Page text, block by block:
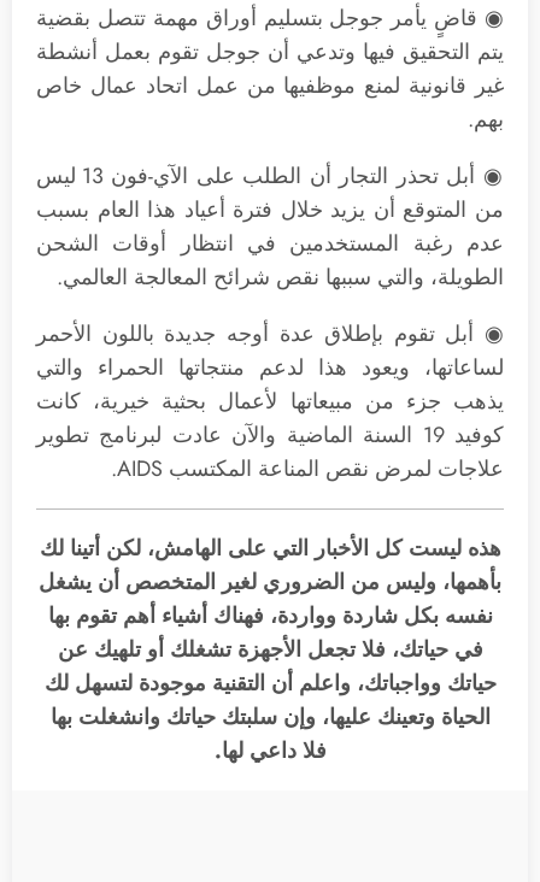
◉ قاضٍ يأمر جوجل بتسليم أوراق مهمة تتصل بقضية
يتم التحقيق فيها وتدعي أن جوجل تقوم بعمل أنشطة
غير قانونية لمنع موظفيها من عمل اتحاد عمال خاص
بهم.
◉ أبل تحذر التجار أن الطلب على الآي-فون 13 ليس
من المتوقع أن يزيد خلال فترة أعياد هذا العام بسبب
عدم رغبة المستخدمين في انتظار أوقات الشحن
الطويلة، والتي سببها نقص شرائح المعالجة العالمي.
◉ أبل تقوم بإطلاق عدة أوجه جديدة باللون الأحمر
لساعاتها، ويعود هذا لدعم منتجاتها الحمراء والتي
يذهب جزء من مبيعاتها لأعمال بحثية خيرية، كانت
كوفيد 19 السنة الماضية والآن عادت لبرنامج تطوير
علاجات لمرض نقص المناعة المكتسب AIDS.
هذه ليست كل الأخبار التي على الهامش، لكن أتينا لك
بأهمها، وليس من الضروري لغير المتخصص أن يشغل
نفسه بكل شاردة وواردة، فهناك أشياء أهم تقوم بها
في حياتك، فلا تجعل الأجهزة تشغلك أو تلهيك عن
حياتك وواجباتك، واعلم أن التقنية موجودة لتسهل لك
الحياة وتعينك عليها، وإن سلبتك حياتك وانشغلت بها
فلا داعي لها.